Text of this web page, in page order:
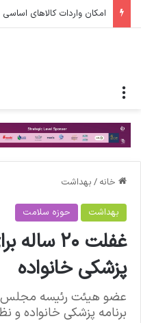
امکان واردات کالاهای
خانه / بهداشت
بهداشت حوزه سلامت
غفلت ۲۰
پزشکی خانواده
برنامه پزشکی خانواده و